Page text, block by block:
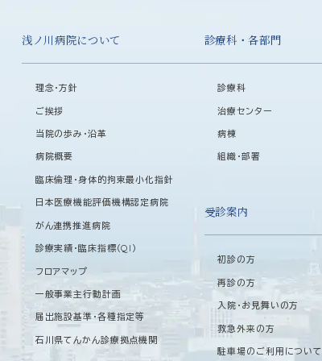
浅ノ川病院について
理念・方針
ご挨拶
当院の歩み・沿革
病院概要
臨床倫理・身体的拘束最小化指針
日本医療機能評価機構認定病院
がん連携推進病院
診療実績・臨床指標（QI）
フロアマップ
一般事業主行動計画
届出施設基準・各種指定等
石川県てんかん診療拠点機関
診療科・各部門
診療科
治療センター
病棟
組織・部署
受診案内
初診の方
再診の方
入院・お見舞いの方
救急外来の方
駐車場のご利用について